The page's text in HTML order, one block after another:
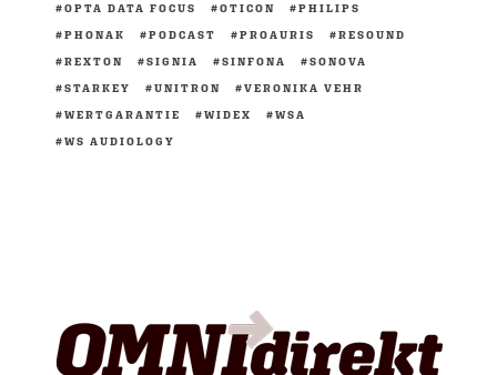
OPTA DATA FOCUS
OTICON
PHILIPS
PHONAK
PODCAST PROAURIS
RESOUND
REXTON
SIGNIA SINFONA
SONOVA
STARKEY
UNITRON
VERONIKA VEHR
WERTGARANTIE
WIDEX
WSA
WS AUDIOLOGY